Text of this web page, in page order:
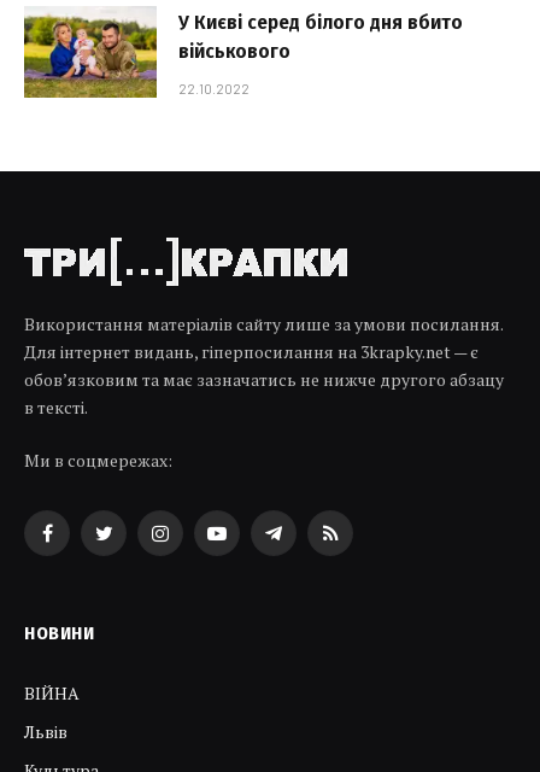
У Києві серед білого дня вбито
військового
22.10.2022
Використання матеріалів сайту лише за умови посилання.
Для інтернет видань, гіперпосилання на 3krapky.net — є
обов’язковим та має зазначатись не нижче другого абзацу
в тексті.
Ми в соцмережах:
FacebookTwitterInstagramYouTubeTelegramRSS
НОВИНИ
ВІЙНА
Львів